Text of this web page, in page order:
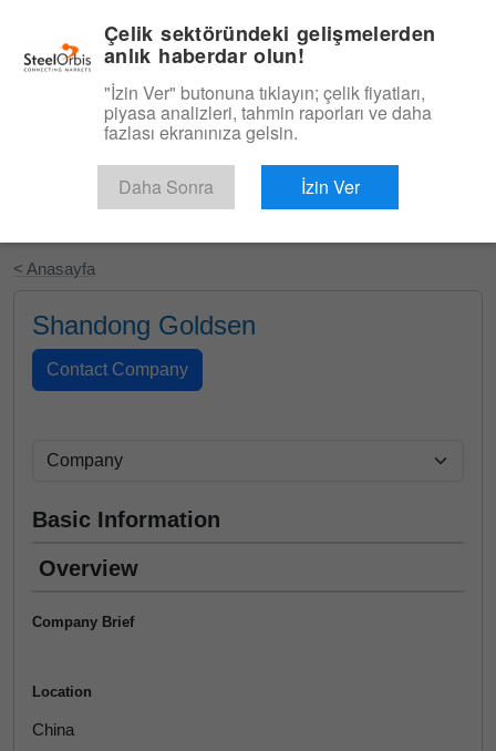
Ücretsiz Deneyin
< Anasayfa
Shandong Goldsen
Basic Information
Overview
Company Brief
Location
China
Çelik sektöründeki gelişmelerden
anlık haberdar olun!
"İzin Ver" butonuna tıklayın; çelik fiyatları,
piyasa analizleri, tahmin raporları ve daha
fazlası ekranınıza gelsin.
Daha Sonra İzin Ver